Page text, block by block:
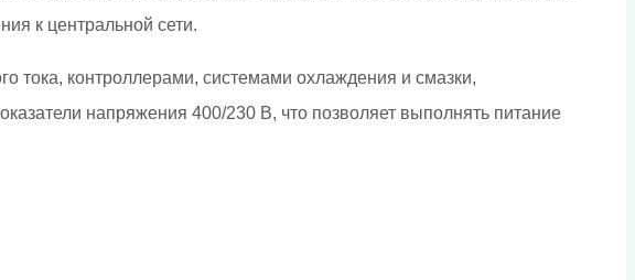
к центральной сети.
тока, контроллерами, системами охлаждения и смазки,
напряжения 400/230 В, что позволяет выполнять питание